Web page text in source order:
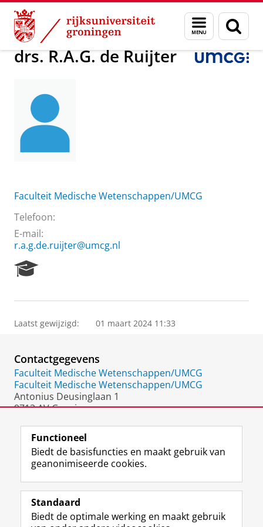
Skip
Content
Skip
Navigation
Menu
en
zoeken
Over ons drs. R.A.G. de Ruijter
drs. R.A.G. de Ruijter
Faculteit Medische Wetenschappen/UMCG
Telefoon:
E-mail:
r.a.g.de.ruijter@umcg.nl
e
r
P
o
r
t
a
Laatst gewijzigd: 01 maart 2024 11:33
Contactgegevens
Faculteit Medische Wetenschappen/UMCG
Faculteit Medische Wetenschappen/UMCG
Antonius Deusinglaan 1
9713 AV Groningen
Volg de RUG
F
a
e
L
i
k
R
S
-
I
n
t
Y
o
T
Studiekiezers
Functioneel
Biedt de basisfuncties en maakt gebruik van
geanonimiseerde cookies.
Standaard
Biedt de optimale werking en maakt gebruik